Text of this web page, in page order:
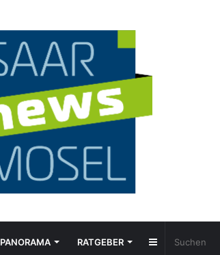
PANORAMA RATGEBER Sidebar